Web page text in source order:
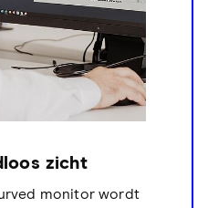
zicht
monitor wordt